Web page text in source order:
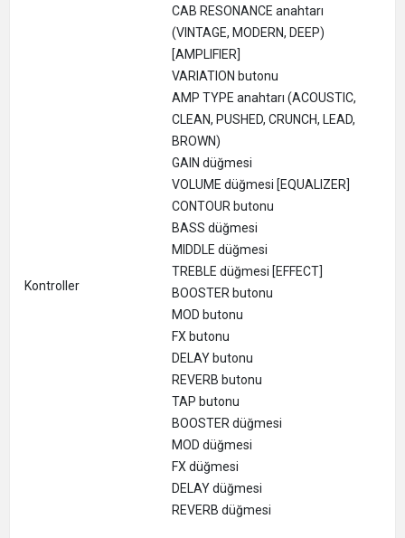
Kontroller
CAB RESONANCE anahtarı
(VINTAGE, MODERN, DEEP)
[AMPLIFIER]
VARIATION butonu
AMP TYPE anahtarı (ACOUSTIC,
CLEAN, PUSHED, CRUNCH, LEAD,
BROWN)
GAIN düğmesi
VOLUME düğmesi [EQUALIZER]
CONTOUR butonu
BASS düğmesi
MIDDLE düğmesi
TREBLE düğmesi [EFFECT]
BOOSTER butonu
MOD butonu
FX butonu
DELAY butonu
REVERB butonu
TAP butonu
BOOSTER düğmesi
MOD düğmesi
FX düğmesi
DELAY düğmesi
REVERB düğmesi